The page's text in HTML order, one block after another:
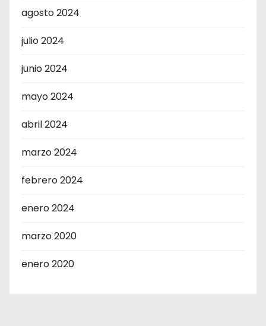
agosto 2024
julio 2024
junio 2024
mayo 2024
abril 2024
marzo 2024
febrero 2024
enero 2024
marzo 2020
enero 2020